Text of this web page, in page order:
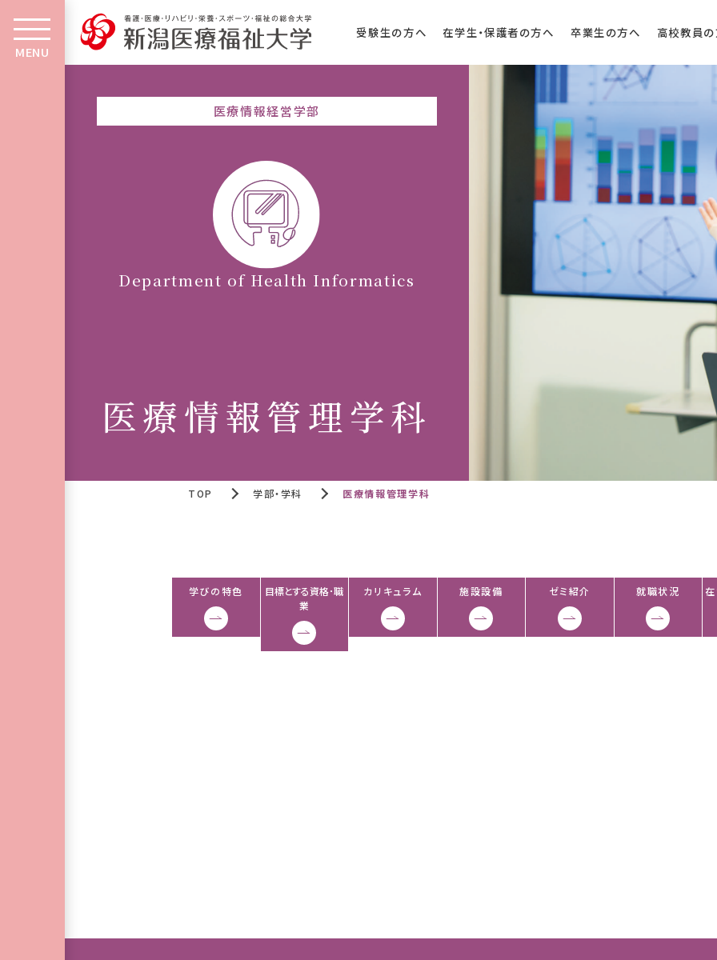
受験生の方へ 在学生・保護者の方へ 卒業生の方へ 高校教員
MENU
医療情報経営学部
Department of Health Informatics
医療情報管理学科
TOP 学部・学科 医療情報管理学科
学びの特色
目標とする資格･職
業
カリキュラム 施設設備 ゼミ紹介 就職状況